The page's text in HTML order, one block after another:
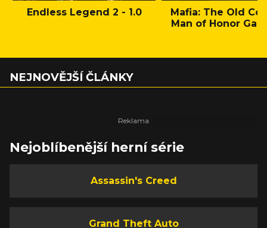
Endless Legend 2 - 1.0
Mafia: The Old
Man of Honor
NEJNOVĚJŠÍ ČLÁNKY
Nejoblíbenější herní série
Assassin's Creed
Grand Theft Auto